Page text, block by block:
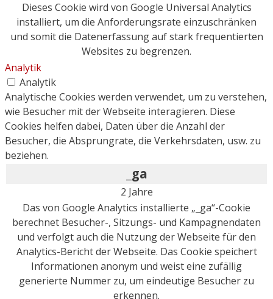
Dieses Cookie wird von Google Universal Analytics
installiert, um die Anforderungsrate einzuschränken
und somit die Datenerfassung auf stark frequentierten
Websites zu begrenzen.
Analytik
Analytik
Analytische Cookies werden verwendet, um zu verstehen,
wie Besucher mit der Webseite interagieren. Diese
Cookies helfen dabei, Daten über die Anzahl der
Besucher, die Absprungrate, die Verkehrsdaten, usw. zu
beziehen.
_ga
2 Jahre
Das von Google Analytics installierte „_ga“-Cookie
berechnet Besucher-, Sitzungs- und Kampagnendaten
und verfolgt auch die Nutzung der Webseite für den
Analytics-Bericht der Webseite. Das Cookie speichert
Informationen anonym und weist eine zufällig
generierte Nummer zu, um eindeutige Besucher zu
erkennen.